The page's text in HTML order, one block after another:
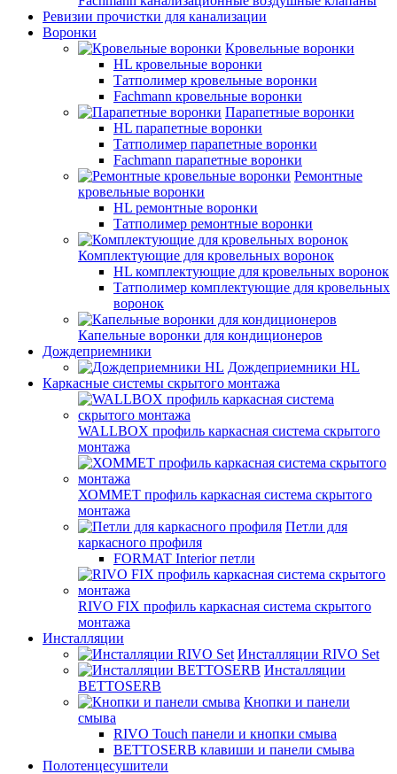
Ревизии прочистки для канализации
Воронки
Кровельные воронки
HL кровельные воронки
Татполимер кровельные воронки
Fachmann кровельные воронки
Парапетные воронки
HL парапетные воронки
Татполимер парапетные воронки
Fachmann парапетные воронки
Ремонтные
кровельные воронки
HL ремонтные воронки
Татполимер ремонтные воронки
Комплектующие для кровельных воронок
HL комплектующие для кровельных воронок
Татполимер комплектующие для кровельных
воронок
Капельные воронки для кондиционеров
Дождеприемники
Дождеприемники HL
Каркасные системы скрытого монтажа
WALLBOX профиль каркасная система скрытого
монтажа
ХОММЕТ профиль каркасная система скрытого
монтажа
Петли для
каркасного профиля
FORMAT Interior петли
RIVO FIX профиль каркасная система скрытого
монтажа
Инсталляции
Инсталляции RIVO Set
Инсталляции
BETTOSERB
Кнопки и панели
смыва
RIVO Touch панели и кнопки смыва
BETTOSERB клавиши и панели смыва
Полотенцесушители